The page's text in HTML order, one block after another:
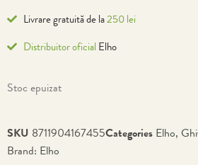
Livrare gratuită de la250 lei
Distribuitor oficial Elho
Stoc epuizat
SKU 8711904167455Categories Elho,
Brand: Elho